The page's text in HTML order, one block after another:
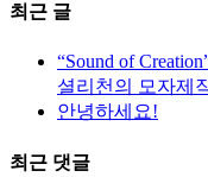
최근 글
“Sound of
셜리천의 모자제
안녕하세요!
최근 댓글